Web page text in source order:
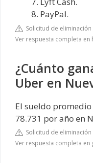
PayPal.
Solicitud de eliminación
Ver respuesta completa en
¿Cuánto
Uber en
El sueldo promedio
78.731 por año en
Solicitud de eliminación
Ver respuesta completa